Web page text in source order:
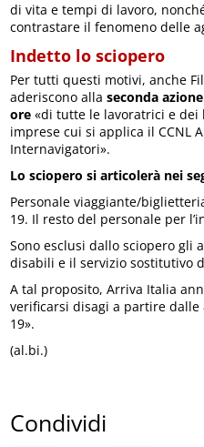
di vita e tempi di lavoro,
contrastare il fenomeno delle
Indetto lo sciopero
Per tutti questi motivi, anche
aderiscono allaseconda
ore «di tutte le lavoratrici e
imprese cui si applica il CCNL
Internavigatori».
Lo sciopero si articolerà nei
Personale viaggiante/
19. Il resto del personale per
Sono esclusi dallo sciopero gli
disabili e il servizio sostitutivo
A tal proposito, Arriva Italia
verificarsi disagi a partire
19».
(al.bi.)
Condividi